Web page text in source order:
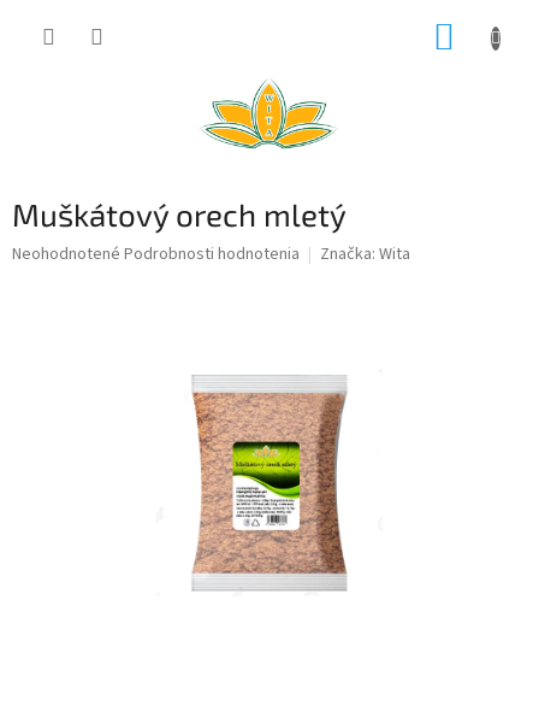
Muškátový orech mletý
Priemerné
Neohodnotené Podrobnosti hodnotenia Značka: Wita